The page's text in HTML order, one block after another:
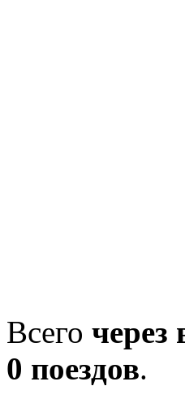
Всего через
0 поездов.